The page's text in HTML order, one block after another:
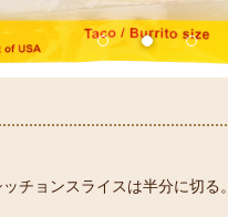
チョンスライスは半分に切る。